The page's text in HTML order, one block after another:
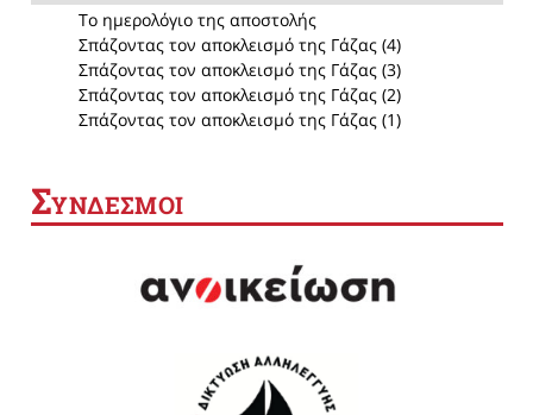
Το ημερολόγιο της αποστολής
Σπάζοντας τον αποκλεισμό της Γάζας (4)
Σπάζοντας τον αποκλεισμό της Γάζας (3)
Σπάζοντας τον αποκλεισμό της Γάζας (2)
Σπάζοντας τον αποκλεισμό της Γάζας (1)
ΣΥΝΔΕΣΜΟΙ